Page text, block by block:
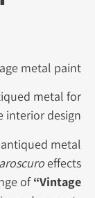
metal paint
metal for
interior design
metal
effects.
of“Vintage